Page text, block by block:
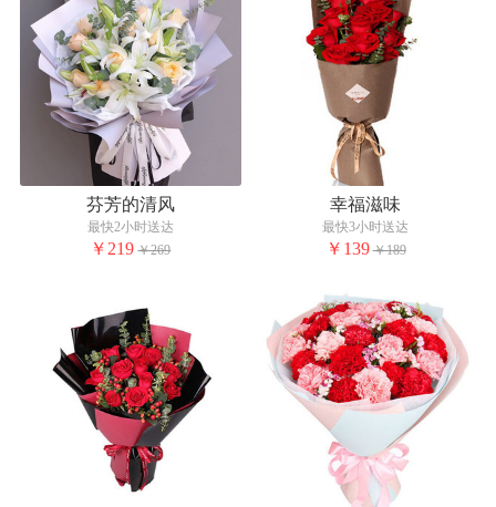
芬芳的清风
最快2小时送达
￥219 ￥269
幸福滋味
最快3小时送达
￥139 ￥189